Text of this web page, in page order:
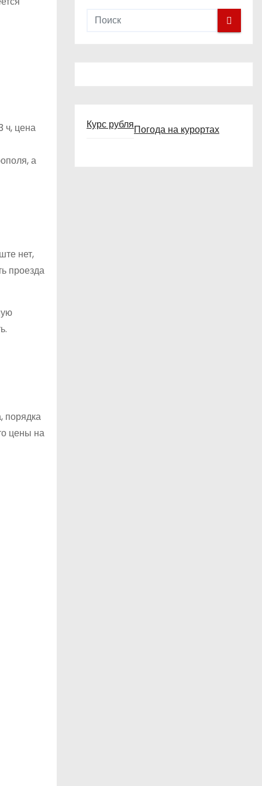
ч, цена
а
нет,
проезда
порядка
цены на
Курс рубляПогода на курортах